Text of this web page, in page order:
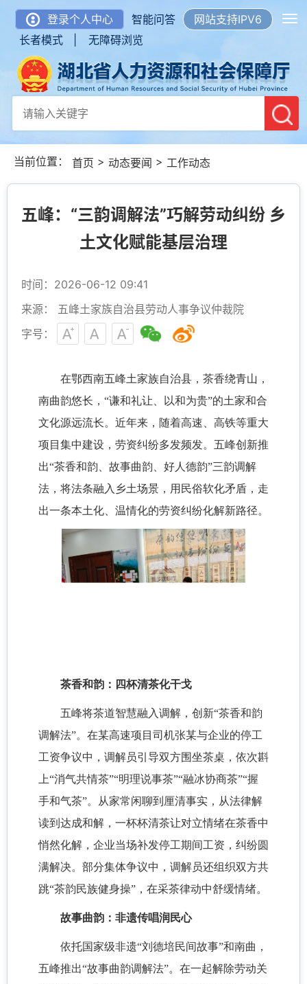
登录个人中心 智能问答
网站支持IPV6
长者模式 |
无障碍浏览
当前位置： 首页 > 动态要闻 > 工作动态
五峰：“三韵调解法”巧解劳动纠纷 乡
土文化赋能基层治理
时间：2026-06-12 09:41
来源： 五峰土家族自治县劳动人事争议仲裁院
字号：
在鄂西南五峰土家族自治县，茶香绕青山，
南曲韵悠长，“谦和礼让、以和为贵”的土家和合
文化源远流长。近年来，随着高速、高铁等重大
项目集中建设，劳资纠纷多发频发。五峰创新推
出“茶香和韵、故事曲韵、好人德韵”三韵调解
法，将法条融入乡土场景，用民俗软化矛盾，走
出一条本土化、温情化的劳资纠纷化解新路径。
茶香和韵：四杯清茶化干戈
五峰将茶道智慧融入调解，创新“茶香和韵
调解法”。在某高速项目司机张某与企业的停工
工资争议中，调解员引导双方围坐茶桌，依次斟
上“消气共情茶”“明理说事茶”“融冰协商茶”“握
手和气茶”。从家常闲聊到厘清事实，从法律解
读到达成和解，一杯杯清茶让对立情绪在茶香中
悄然化解，企业当场补发停工期间工资，纠纷圆
满解决。部分集体争议中，调解员还组织双方共
跳“茶韵民族健身操”，在采茶律动中舒缓情绪。
故事曲韵：非遗传唱润民心
依托国家级非遗“刘德培民间故事”和南曲，
五峰推出“故事曲韵调解法”。在一起解除劳动关